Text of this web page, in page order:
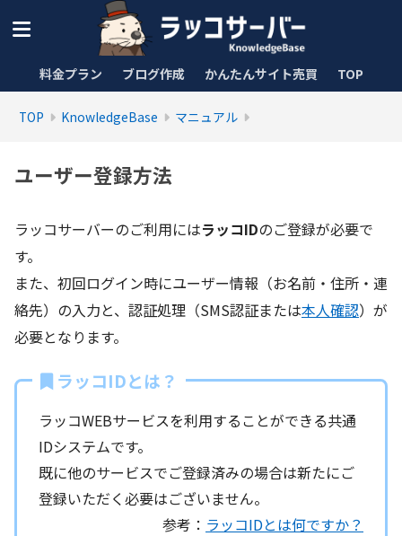
料金プラン ブログ作成 かんたんサイト売買 TOP
TOP KnowledgeBase マニュアル
ユーザー登録方法
ラッコサーバーのご利用にはラッコIDのご登録が必要で
す。
また、初回ログイン時にユーザー情報（お名前・住所・連
絡先）の入力と、認証処理（SMS認証または本人確認）が
必要となります。
ラッコIDとは？
ラッコWEBサービスを利用することができる共通
IDシステムです。
既に他のサービスでご登録済みの場合は新たにご
登録いただく必要はございません。
参考： ラッコIDとは何ですか？